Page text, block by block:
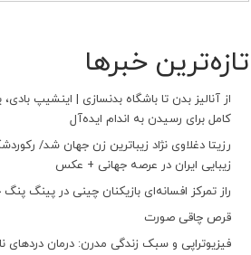
تازه‌ترین خبرها
از آنالیز بدن تا باشگاه بدنسازی | اینشیپ
کامل برای رسیدن به اندام ایده‌آل
رزیتا دغلاوی نژاد زیباترین زن جهان شد/
زیبایی ایران در عرصه جهانی + عکس
راز تمرکز افسانه‌ای بازیکنان چینی در پینگ
قرص چاقی صورت
فیزیوتراپی و سبک زندگی مدرن: درمان دردهای